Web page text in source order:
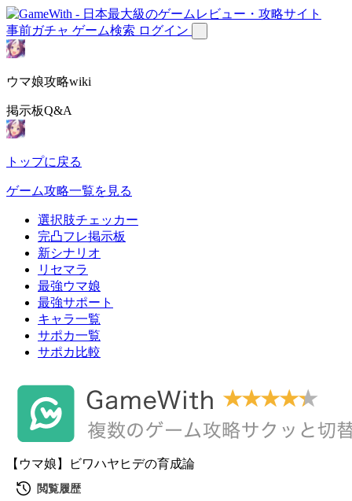
事前ガチャ ゲーム検索 ログイン
ウマ娘攻略wiki
掲示板Q&A
トップに戻る
ゲーム攻略一覧を見る
選択肢チェッカー
完凸フレ掲示板
新シナリオ
リセマラ
最強ウマ娘
最強サポート
キャラ一覧
サポカ一覧
サポカ比較
【ウマ娘】ビワハヤヒデの育成論